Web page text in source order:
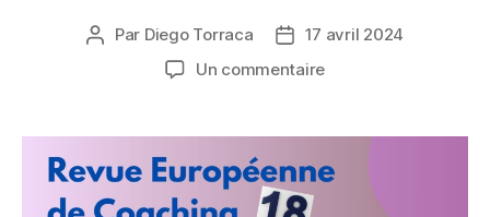
Auteur
Par Diego Torraca
Date
de
17 avril 2024
Un commentairesur
ajoutée
du
Coaching